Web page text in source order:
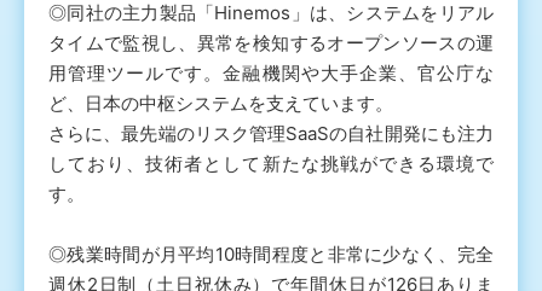
◎同社の主力製品「Hinemos」は、システムをリアル
タイムで監視し、異常を検知するオープンソースの運
用管理ツールです。金融機関や大手企業、官公庁な
ど、日本の中枢システムを支えています。
さらに、最先端のリスク管理SaaSの自社開発にも注力
しており、技術者として新たな挑戦ができる環境で
す。
◎残業時間が月平均10時間程度と非常に少なく、完全
週休2日制（土日祝休み）で年間休日が126日ありま